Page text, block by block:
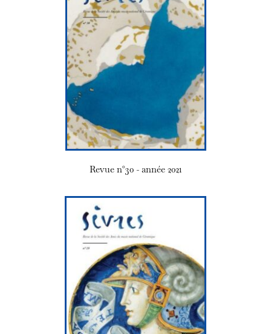
Revue n°30 - année 2021